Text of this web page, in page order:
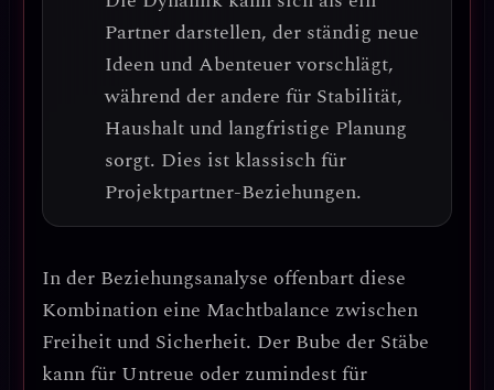
Partner darstellen, der ständig neue
Ideen und Abenteuer vorschlägt,
während der andere für Stabilität,
Haushalt und langfristige Planung
sorgt. Dies ist klassisch für
Projektpartner-Beziehungen.
In der Beziehungsanalyse offenbart diese
Kombination eine Machtbalance zwischen
Freiheit und Sicherheit. Der Bube der Stäbe
kann für Untreue oder zumindest für